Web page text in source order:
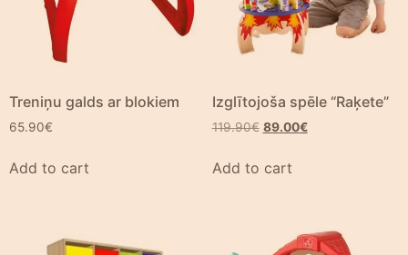
Treniņu galds ar blokiem
65.90€
Add to cart
Izglītojoša spēle “Raķete”
119.90€ 89.00€
Add to cart